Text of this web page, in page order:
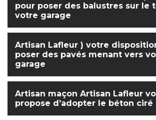
pour poser des balustres sur le
votre garage
Artisan Lafleur ) votre
poser des pavés menant vers
garage
Artisan maçon Artisan Lafleur
propose d’adopter le béton ciré